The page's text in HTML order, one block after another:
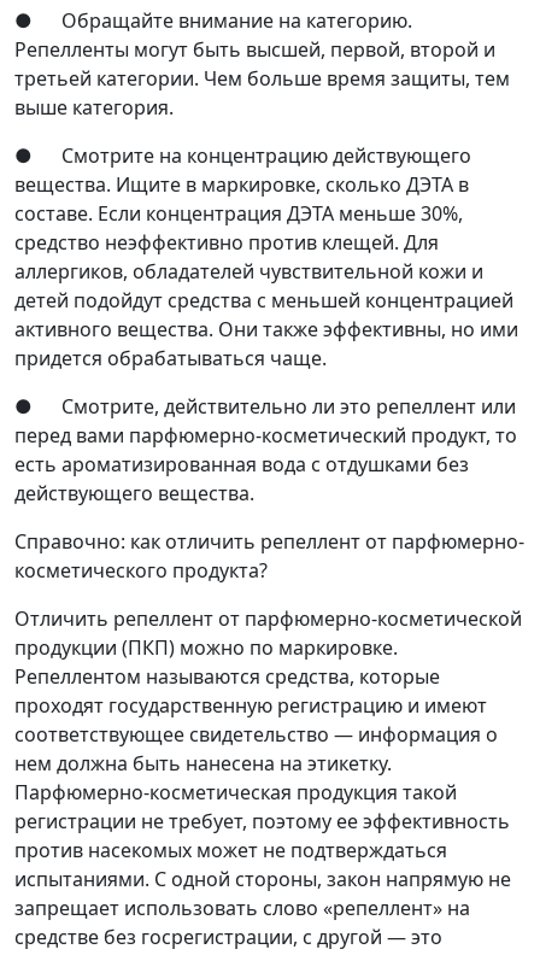
● Обращайте внимание на категорию.
Репелленты могут быть высшей, первой, второй и
третьей категории. Чем больше время защиты, тем
выше категория.
● Смотрите на концентрацию действующего
вещества. Ищите в маркировке, сколько ДЭТА в
составе. Если концентрация ДЭТА меньше 30%,
средство неэффективно против клещей. Для
аллергиков, обладателей чувствительной кожи и
детей подойдут средства с меньшей концентрацией
активного вещества. Они также эффективны, но ими
придется обрабатываться чаще.
● Смотрите, действительно ли это репеллент или
перед вами парфюмерно-косметический продукт, то
есть ароматизированная вода с отдушками без
действующего вещества.
Справочно: как отличить репеллент от парфюмерно-
косметического продукта?
Отличить репеллент от парфюмерно-косметической
продукции (ПКП) можно по маркировке.
Репеллентом называются средства, которые
проходят государственную регистрацию и имеют
соответствующее свидетельство — информация о
нем должна быть нанесена на этикетку.
Парфюмерно-косметическая продукция такой
регистрации не требует, поэтому ее эффективность
против насекомых может не подтверждаться
испытаниями. С одной стороны, закон напрямую не
запрещает использовать слово «репеллент» на
средстве без госрегистрации, с другой — это